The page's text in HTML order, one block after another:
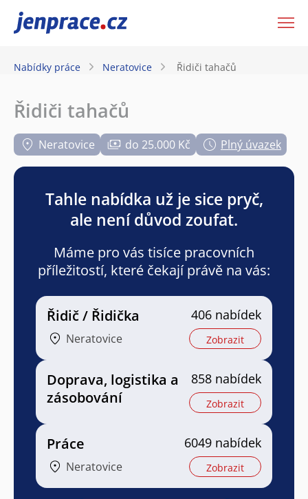
JenPráce.cz
Nabídky práce Neratovice Řidiči tahačů
Řidiči tahačů
Neratovice do 25.000 Kč Plný úvazek
Tahle nabídka už je sice pryč,
ale není důvod zoufat.
Máme pro vás tisíce pracovních
příležitostí, které čekají právě na vás:
Řidič / Řidička
Neratovice
406 nabídek
Zobrazit
Doprava, logistika a
zásobování
858 nabídek
Zobrazit
Práce
Neratovice
6049 nabídek
Zobrazit